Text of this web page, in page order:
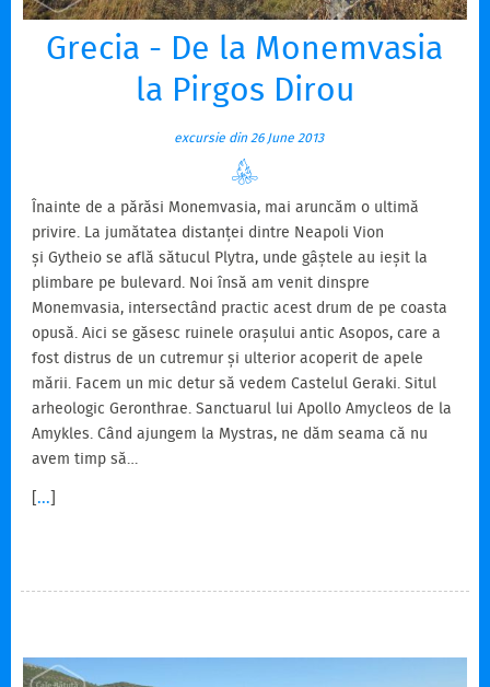
Grecia - De la Monemvasia
la Pirgos Dirou
excursie din 26 June 2013
Înainte de a părăsi Monemvasia, mai aruncăm o ultimă
privire. La jumătatea distanței dintre Neapoli Vion
și Gytheio se află sătucul Plytra, unde gâștele au ieșit la
plimbare pe bulevard. Noi însă am venit dinspre
Monemvasia, intersectând practic acest drum de pe coasta
opusă. Aici se găsesc ruinele orașului antic Asopos, care a
fost distrus de un cutremur și ulterior acoperit de apele
mării. Facem un mic detur să vedem Castelul Geraki. Situl
arheologic Geronthrae. Sanctuarul lui Apollo Amycleos de la
Amykles. Când ajungem la Mystras, ne dăm seama că nu
avem timp să…
[...]